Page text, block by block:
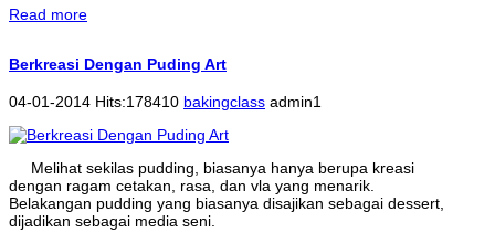
Read more
Berkreasi Dengan Puding Art
04-01-2014 Hits:178410 bakingclass admin1
Melihat sekilas pudding, biasanya hanya berupa kreasi
dengan ragam cetakan, rasa, dan vla yang menarik.
Belakangan pudding yang biasanya disajikan sebagai dessert,
dijadikan sebagai media seni.